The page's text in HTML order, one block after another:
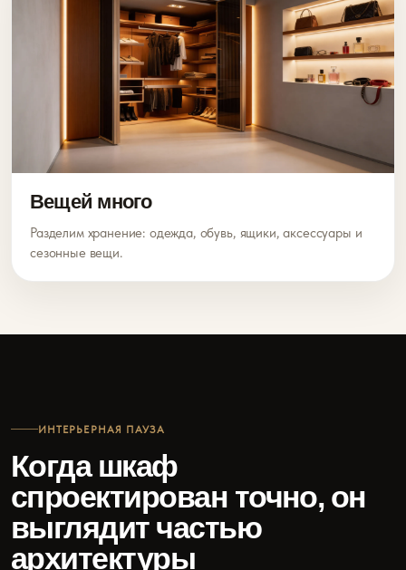
Вещей много
Разделим хранение: одежда, обувь, ящики, аксессуары и
сезонные вещи.
ИНТЕРЬЕРНАЯ ПАУЗА
Когда шкаф
спроектирован точно, он
выглядит частью
архитектуры